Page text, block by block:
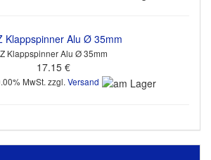
Z Klappspinner Alu Ø 35mm
17.15 €
MwSt. zzgl. Versand